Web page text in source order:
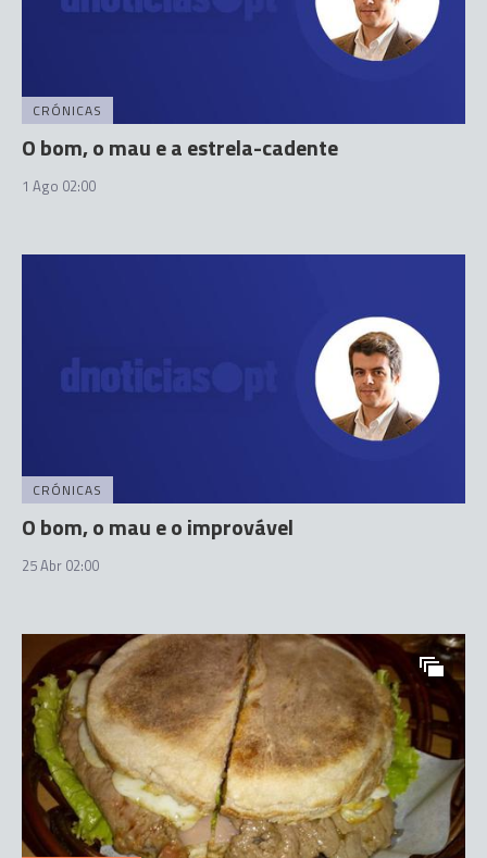
CRÓNICAS
O bom, o mau e a estrela-cadente
1 Ago 02:00
CRÓNICAS
O bom, o mau e o improvável
25 Abr 02:00